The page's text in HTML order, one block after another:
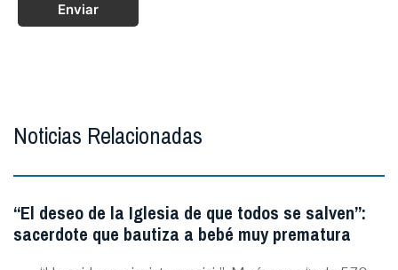
Enviar
Noticias Relacionadas
“El deseo de la Iglesia de que todos se salven”:
sacerdote que bautiza a bebé muy prematura